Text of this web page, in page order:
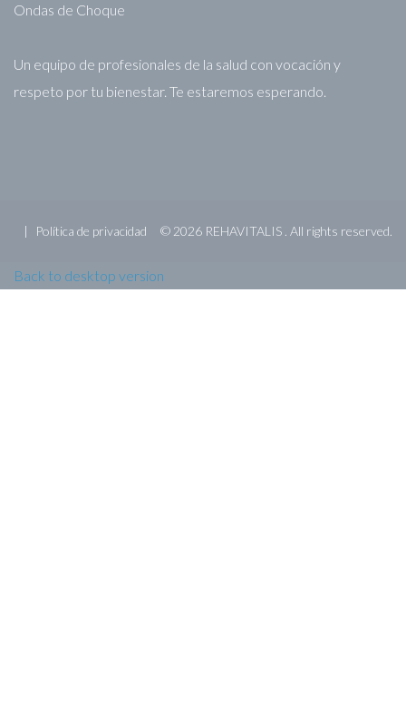
Ondas de Choque
Un equipo de profesionales de la salud con vocación y
respeto por tu bienestar. Te estaremos esperando.
Política de privacidad © 2026 REHAVITALIS . All rights reserved.
Back to desktop version